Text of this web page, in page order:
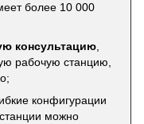
более 10 000
консультацию
рабочую станцию,
конфигурации
можно